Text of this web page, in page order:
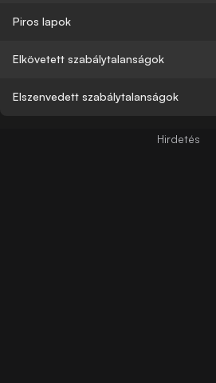
Piros lapok
Elkövetett szabálytalanságok
Elszenvedett szabálytalanságok